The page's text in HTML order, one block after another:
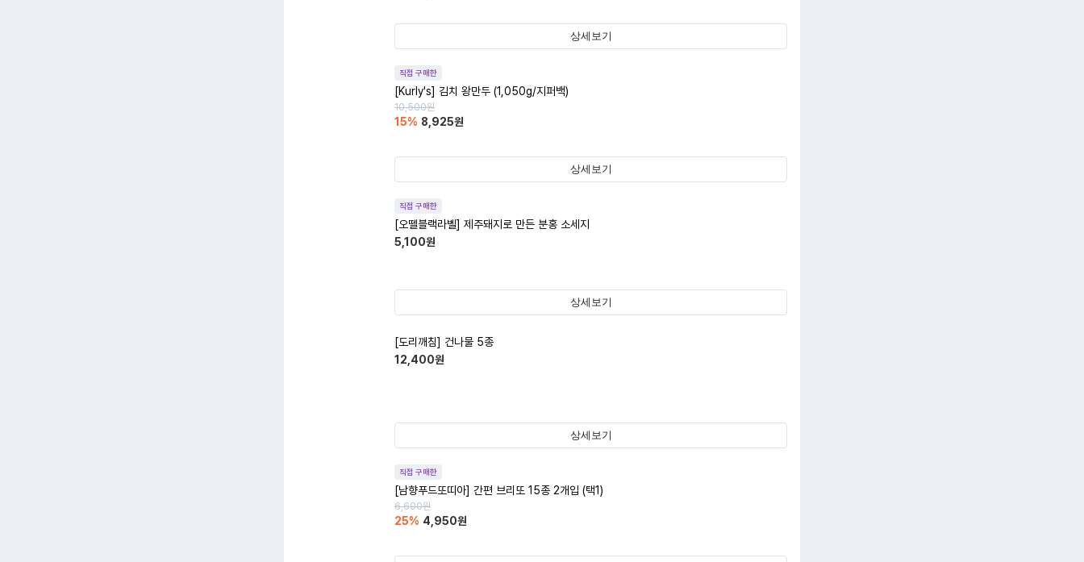
상세보기
직접 구매한
[Kurly's] 김치 왕만두 (1,050g/지퍼백)
10,500원
15% 8,925원
상세보기
직접 구매한
[오뗄블랙라벨] 제주돼지로 만든 분홍 소세지
5,100원
상세보기
[도리깨침] 건나물 5종
12,400원
상세보기
직접 구매한
[남향푸드또띠아] 간편 브리또 15종 2개입 (택1)
6,600원
25% 4,950원